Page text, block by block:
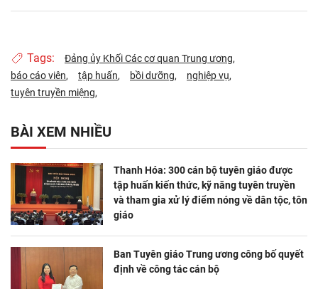
Tags:
Đảng ủy Khối Các cơ quan Trung ương
báo cáo viên
tập huấn bồi dưỡng
nghiệp vụ
tuyên truyền miệng
BÀI XEM NHIỀU
Thanh Hóa: 300 cán bộ tuyên giáo được
tập huấn kiến thức, kỹ năng tuyên truyền
và tham gia xử lý điểm nóng về dân tộc, tôn
giáo
Ban Tuyên giáo Trung ương công bố quyết
định về công tác cán bộ